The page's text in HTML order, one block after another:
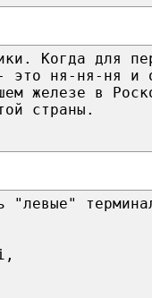
Когда для
- это ня-ня-ня
железе в
страны.
"левые"